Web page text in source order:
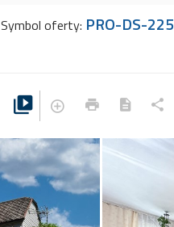
Symbol oferty: PRO-DS-225